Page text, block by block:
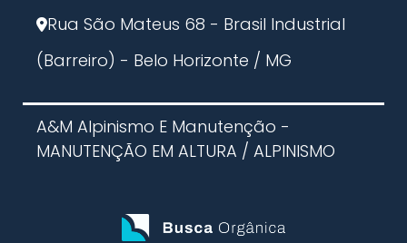
Rua São Mateus 68 - Brasil Industrial
(Barreiro) - Belo Horizonte / MG
A&M Alpinismo E Manutenção -
MANUTENÇÃO EM ALTURA / ALPINISMO